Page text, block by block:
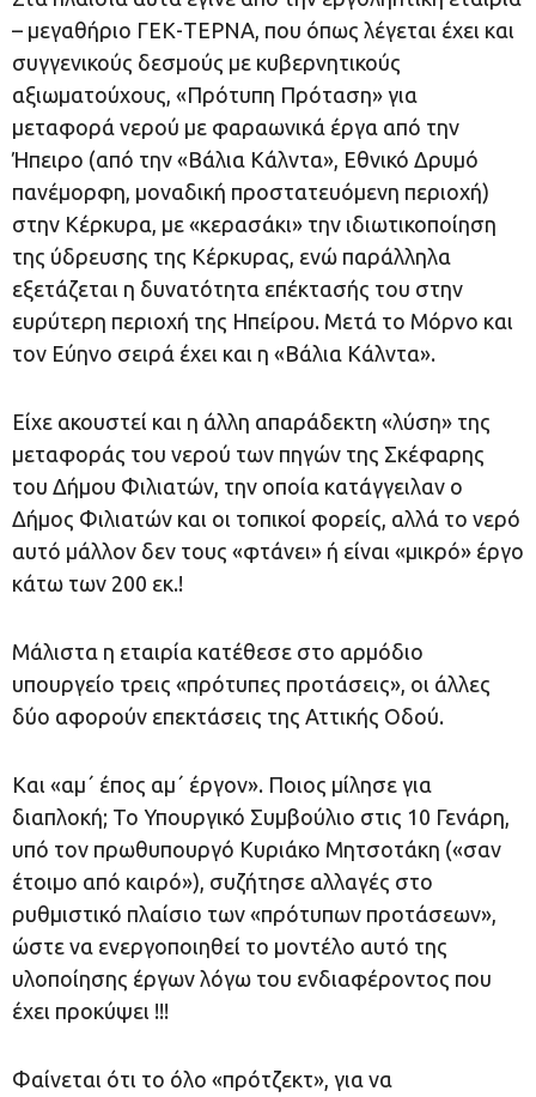
– μεγαθήριο ΓΕΚ-ΤΕΡΝΑ, που όπως λέγεται έχει και
συγγενικούς δεσμούς με κυβερνητικούς
αξιωματούχους, «Πρότυπη Πρόταση» για
μεταφορά νερού με φαραωνικά έργα από την
Ήπειρο (από την «Βάλια Κάλντα», Εθνικό Δρυμό
πανέμορφη, μοναδική προστατευόμενη περιοχή)
στην Κέρκυρα, με «κερασάκι» την ιδιωτικοποίηση
της ύδρευσης της Κέρκυρας, ενώ παράλληλα
εξετάζεται η δυνατότητα επέκτασής του στην
ευρύτερη περιοχή της Ηπείρου. Μετά το Μόρνο και
τον Εύηνο σειρά έχει και η «Βάλια Κάλντα».
Είχε ακουστεί και η άλλη απαράδεκτη «λύση» της
μεταφοράς του νερού των πηγών της Σκέφαρης
του Δήμου Φιλιατών, την οποία κατάγγειλαν ο
Δήμος Φιλιατών και οι τοπικοί φορείς, αλλά το νερό
αυτό μάλλον δεν τους «φτάνει» ή είναι «μικρό» έργο
κάτω των 200 εκ.!
Μάλιστα η εταιρία κατέθεσε στο αρμόδιο
υπουργείο τρεις «πρότυπες προτάσεις», οι άλλες
δύο αφορούν επεκτάσεις της Αττικής Οδού.
Και «αμ΄ έπος αμ΄ έργον». Ποιος μίλησε για
διαπλοκή; Το Υπουργικό Συμβούλιο στις 10 Γενάρη,
υπό τον πρωθυπουργό Κυριάκο Μητσοτάκη («σαν
έτοιμο από καιρό»), συζήτησε αλλαγές στο
ρυθμιστικό πλαίσιο των «πρότυπων προτάσεων»,
ώστε να ενεργοποιηθεί το μοντέλο αυτό της
υλοποίησης έργων λόγω του ενδιαφέροντος που
έχει προκύψει !!!
Φαίνεται ότι το όλο «πρότζεκτ», για να